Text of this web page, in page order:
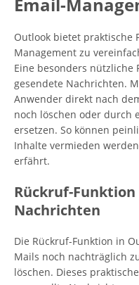
Outlook bietet praktische
Management zu
Eine besonders nützliche
gesendete Nachrichten.
Anwender direkt nach
noch löschen oder durch
ersetzen. So können
Inhalte vermieden
erfährt.
Rückruf-
Nachrichten
Die Rückruf-Funktion in
Mails noch nachträglich
löschen. Dieses praktische